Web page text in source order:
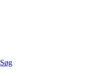
Søg